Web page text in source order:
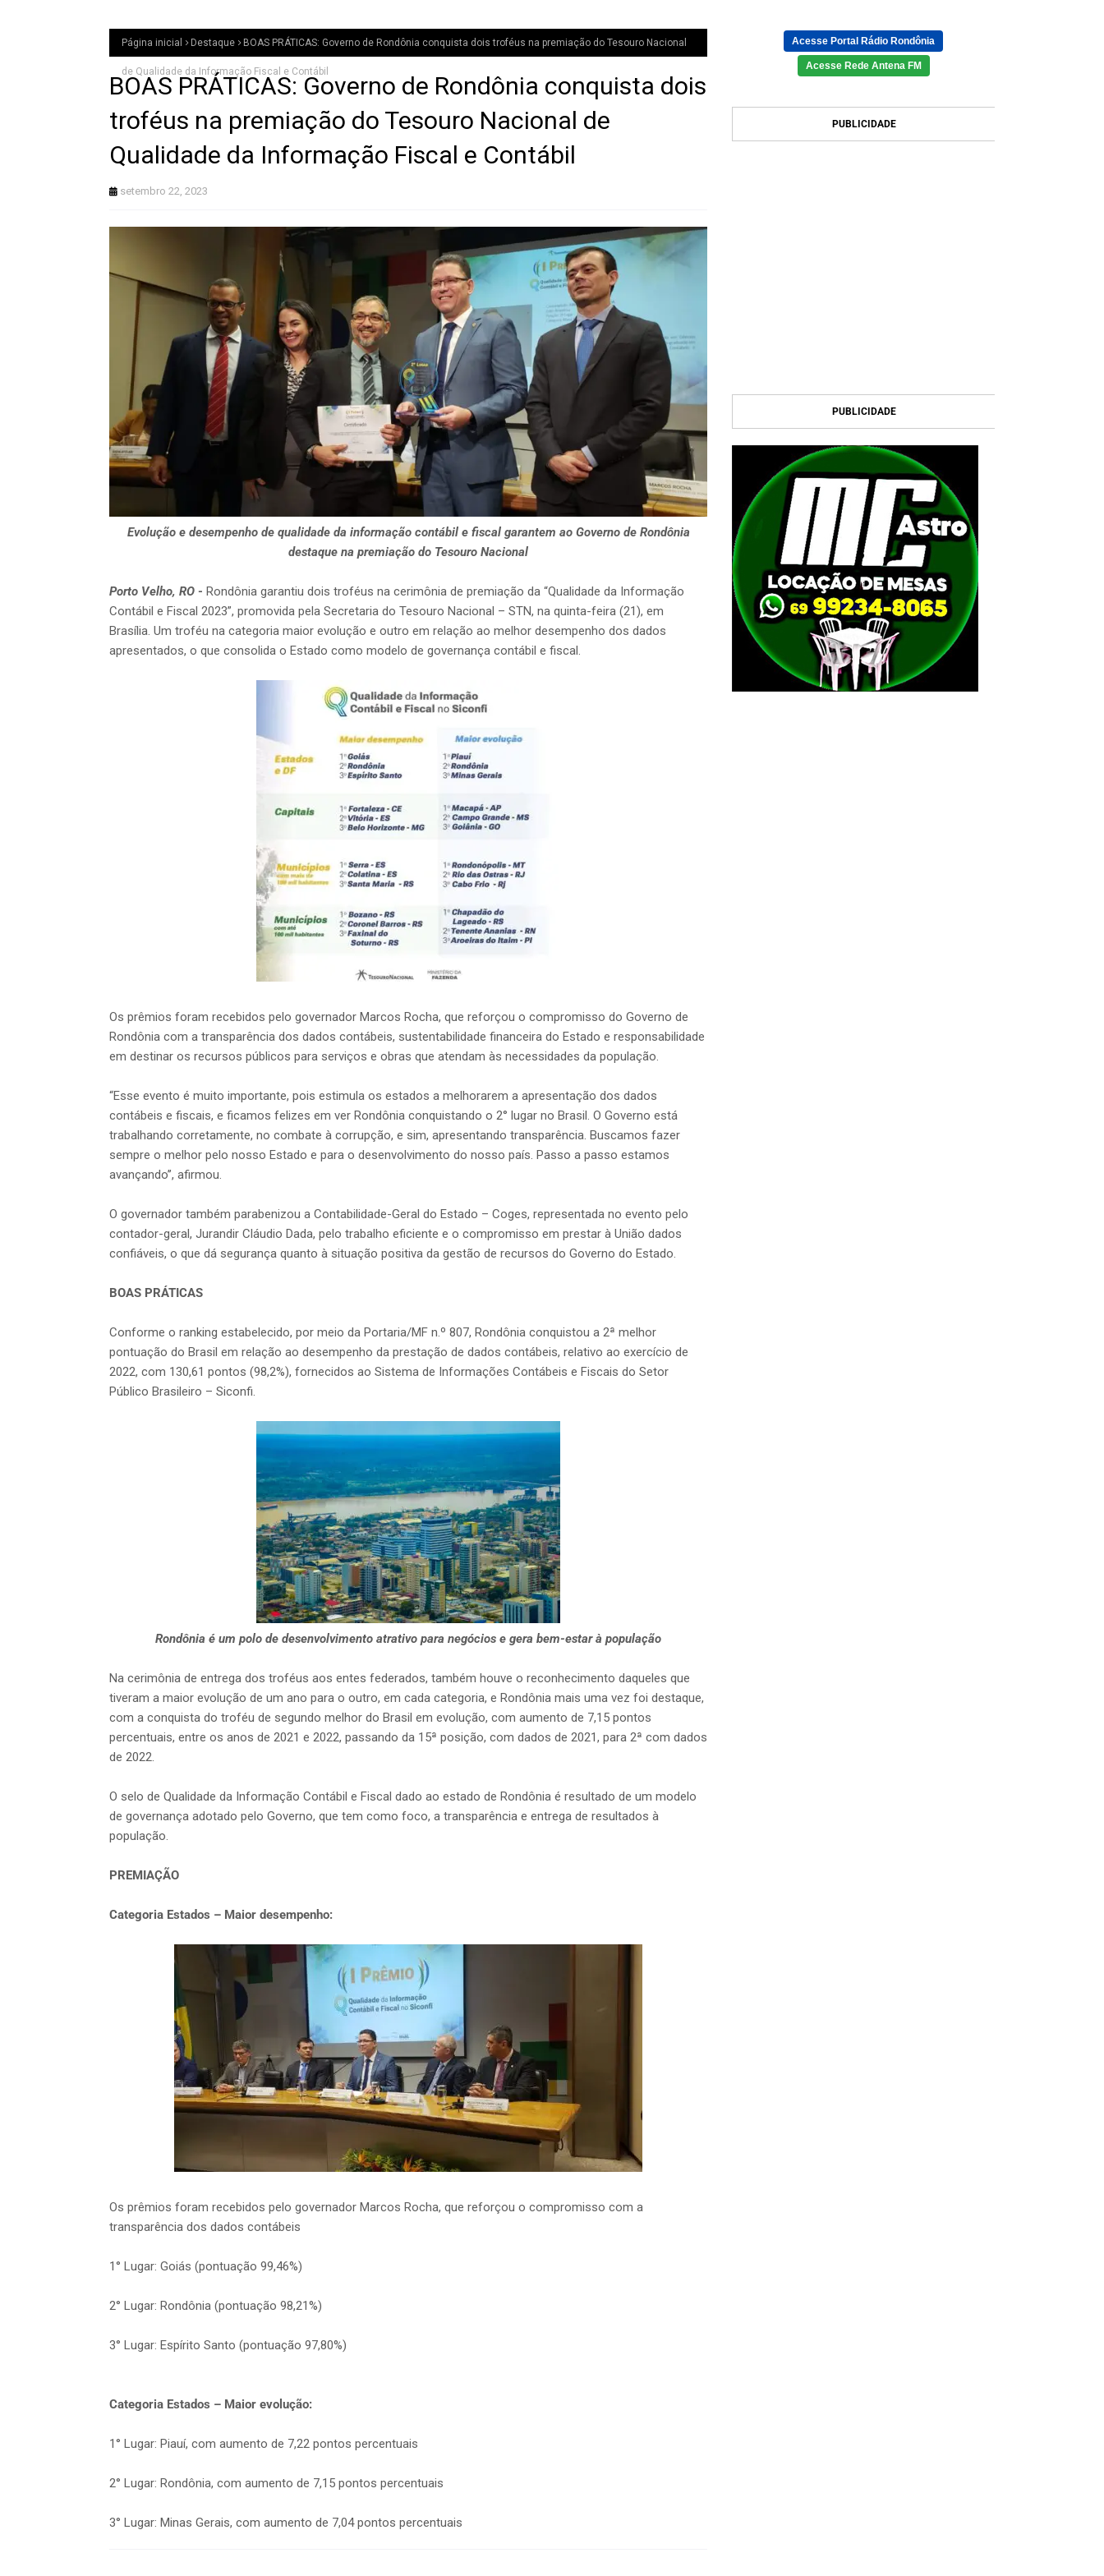
Página inicial Destaque BOAS PRÁTICAS: Governo de Rondônia conquista dois troféus na premiação do Tesouro Nacional
de Qualidade da Informação Fiscal e Contábil
BOAS PRÁTICAS: Governo de Rondônia conquista dois
troféus na premiação do Tesouro Nacional de
Qualidade da Informação Fiscal e Contábil
setembro 22, 2023
Evolução e desempenho de qualidade da informação contábil e fiscal garantem ao Governo de Rondônia
destaque na premiação do Tesouro Nacional
Porto Velho, RO - Rondônia garantiu dois troféus na cerimônia de premiação da “Qualidade da Informação
Contábil e Fiscal 2023”, promovida pela Secretaria do Tesouro Nacional – STN, na quinta-feira (21), em
Brasília. Um troféu na categoria maior evolução e outro em relação ao melhor desempenho dos dados
apresentados, o que consolida o Estado como modelo de governança contábil e fiscal.
Os prêmios foram recebidos pelo governador Marcos Rocha, que reforçou o compromisso do Governo de
Rondônia com a transparência dos dados contábeis, sustentabilidade financeira do Estado e responsabilidade
em destinar os recursos públicos para serviços e obras que atendam às necessidades da população.
“Esse evento é muito importante, pois estimula os estados a melhorarem a apresentação dos dados
contábeis e fiscais, e ficamos felizes em ver Rondônia conquistando o 2° lugar no Brasil. O Governo está
trabalhando corretamente, no combate à corrupção, e sim, apresentando transparência. Buscamos fazer
sempre o melhor pelo nosso Estado e para o desenvolvimento do nosso país. Passo a passo estamos
avançando’’, afirmou.
O governador também parabenizou a Contabilidade-Geral do Estado – Coges, representada no evento pelo
contador-geral, Jurandir Cláudio Dada, pelo trabalho eficiente e o compromisso em prestar à União dados
confiáveis, o que dá segurança quanto à situação positiva da gestão de recursos do Governo do Estado.
BOAS PRÁTICAS
Conforme o ranking estabelecido, por meio da Portaria/MF n.º 807, Rondônia conquistou a 2ª melhor
pontuação do Brasil em relação ao desempenho da prestação de dados contábeis, relativo ao exercício de
2022, com 130,61 pontos (98,2%), fornecidos ao Sistema de Informações Contábeis e Fiscais do Setor
Público Brasileiro – Siconfi.
Rondônia é um polo de desenvolvimento atrativo para negócios e gera bem-estar à população
Na cerimônia de entrega dos troféus aos entes federados, também houve o reconhecimento daqueles que
tiveram a maior evolução de um ano para o outro, em cada categoria, e Rondônia mais uma vez foi destaque,
com a conquista do troféu de segundo melhor do Brasil em evolução, com aumento de 7,15 pontos
percentuais, entre os anos de 2021 e 2022, passando da 15ª posição, com dados de 2021, para 2ª com dados
de 2022.
O selo de Qualidade da Informação Contábil e Fiscal dado ao estado de Rondônia é resultado de um modelo
de governança adotado pelo Governo, que tem como foco, a transparência e entrega de resultados à
população.
PREMIAÇÃO
Categoria Estados – Maior desempenho:
Os prêmios foram recebidos pelo governador Marcos Rocha, que reforçou o compromisso com a
transparência dos dados contábeis
1° Lugar: Goiás (pontuação 99,46%)
2° Lugar: Rondônia (pontuação 98,21%)
3° Lugar: Espírito Santo (pontuação 97,80%)
Categoria Estados – Maior evolução:
1° Lugar: Piauí, com aumento de 7,22 pontos percentuais
2° Lugar: Rondônia, com aumento de 7,15 pontos percentuais
3° Lugar: Minas Gerais, com aumento de 7,04 pontos percentuais
Acesse Portal Rádio Rondônia
Acesse Rede Antena FM
PUBLICIDADE
PUBLICIDADE